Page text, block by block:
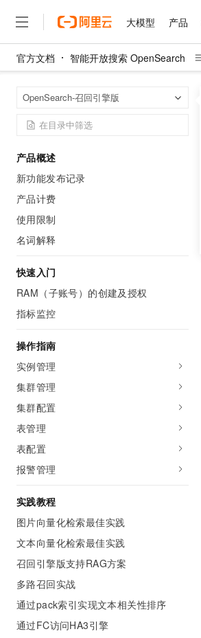
大模型 产品
官方文档 智能开放搜索 OpenSearch
OpenSearch-召回引擎版
产品概述
新功能发布记录
产品计费
使用限制
名词解释
快速入门
RAM（子账号）的创建及授权
指标监控
操作指南
实例管理
集群管理
集群配置
表管理
表配置
报警管理
实践教程
图片向量化检索最佳实践
文本向量化检索最佳实践
召回引擎版支持RAG方案
多路召回实战
通过pack索引实现文本相关性排序
通过FC访问HA3引擎
大模型
产品
精选产品
人工智能与机器学习
容器
存储
网络与CDN
安全
中间件
数据库
大数据计算
媒体服务
企业服务与云通信
终端用户计算
Serverless
迁移与运维管理
专有云
解决方案
精选解决方案
AI
大数据
现代化应用
安全
网络
可观测
上云与迁云
企业出海
政企业务
权益
定价
云市场
伙伴
服务
了解阿里云